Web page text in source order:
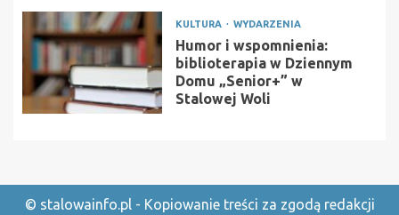
KULTURA WYDARZENIA
Humor i wspomnienia:
biblioterapia w Dziennym
Domu „Senior+” w
Stalowej Woli
© stalowainfo.pl - Kopiowanie treści za zgodą redakcji